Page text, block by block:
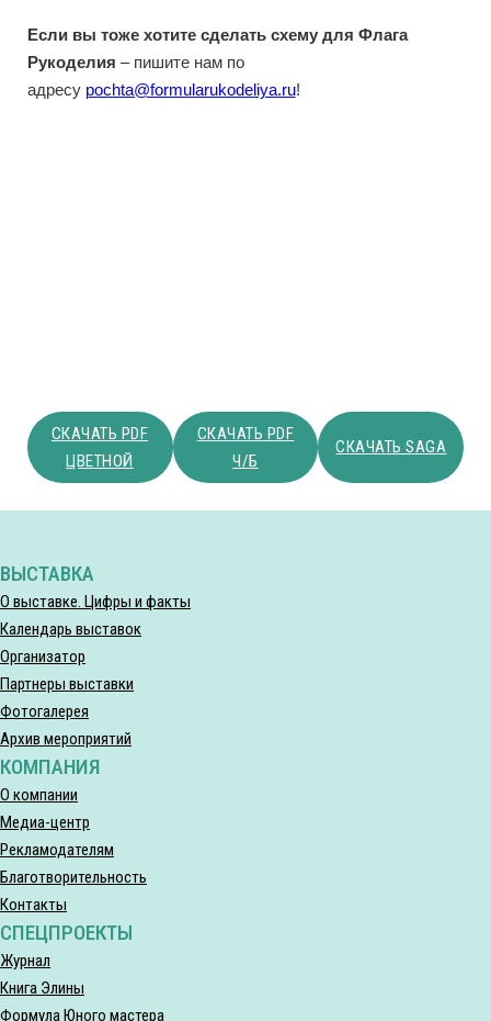
Если вы тоже хотите сделать схему для Флага
Рукоделия – пишите нам по
адресу pochta@formularukodeliya.ru!
СКАЧАТЬ PDF
ЦВЕТНОЙ
СКАЧАТЬ PDF
Ч/Б
СКАЧАТЬ SAGA
ВЫСТАВКА
О выставке. Цифры и факты
Календарь выставок
Организатор
Партнеры выставки
Фотогалерея
Архив мероприятий
КОМПАНИЯ
О компании
Медиа-центр
Рекламодателям
Благотворительность
Контакты
СПЕЦПРОЕКТЫ
Журнал
Книга Элины
Формула Юного мастера